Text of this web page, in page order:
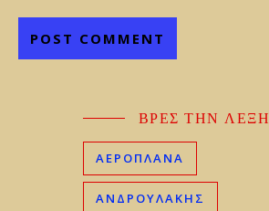
ΒΡΕΣ ΤΗΝ ΛΕΞΗ
ΑΕΡΟΠΛΑΝΑ
ΑΝΔΡΟΥΛΑΚΗΣ